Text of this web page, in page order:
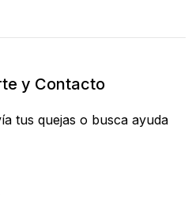
y Contacto
tus quejas o busca ayuda